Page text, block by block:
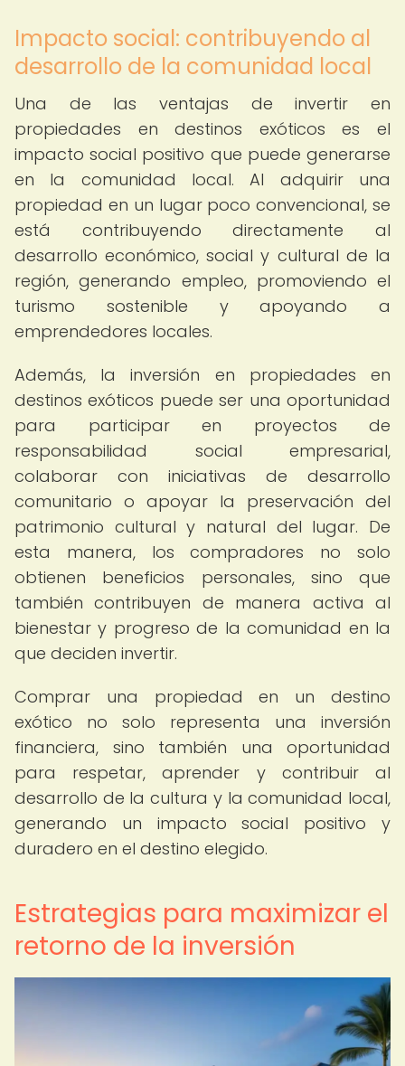
Impacto social: contribuyendo al
desarrollo de la comunidad local
Una de las ventajas de invertir en
propiedades en destinos exóticos es el
impacto social positivo que puede generarse
en la comunidad local. Al adquirir una
propiedad en un lugar poco convencional, se
está contribuyendo directamente al
desarrollo económico, social y cultural de la
región, generando empleo, promoviendo el
turismo sostenible y apoyando a
emprendedores locales.
Además, la inversión en propiedades en
destinos exóticos puede ser una oportunidad
para participar en proyectos de
responsabilidad social empresarial,
colaborar con iniciativas de desarrollo
comunitario o apoyar la preservación del
patrimonio cultural y natural del lugar. De
esta manera, los compradores no solo
obtienen beneficios personales, sino que
también contribuyen de manera activa al
bienestar y progreso de la comunidad en la
que deciden invertir.
Comprar una propiedad en un destino
exótico no solo representa una inversión
financiera, sino también una oportunidad
para respetar, aprender y contribuir al
desarrollo de la cultura y la comunidad local,
generando un impacto social positivo y
duradero en el destino elegido.
Estrategias para maximizar el
retorno de la inversión